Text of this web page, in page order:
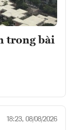
trong bài
18:23, 08/08/2026